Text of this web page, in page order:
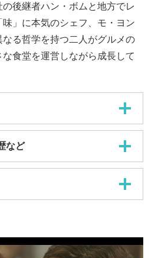
後継者ハン・ボムと地方でレ
」に本気のシェフ、モ・ヨン
る哲学を持つ二人がグルメの
食堂を運営しながら成長して
など